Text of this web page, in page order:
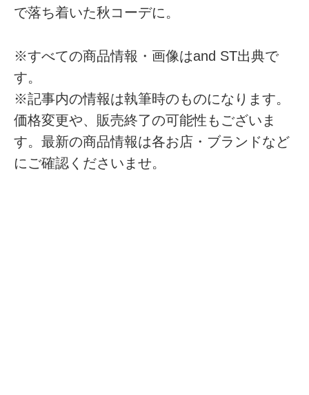
で落ち着いた秋コーデに。
※すべての商品情報・画像はand ST出典で
す。
※記事内の情報は執筆時のものになります。
価格変更や、販売終了の可能性もございま
す。最新の商品情報は各お店・ブランドなど
にご確認くださいませ。